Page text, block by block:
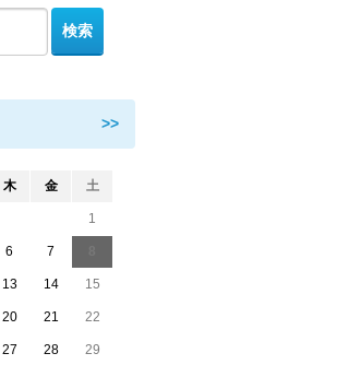
>>
木 金 土
1
6 7
13 14 15
20 21 22
27 28 29